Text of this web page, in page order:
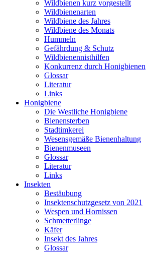
Wildbienen kurz vorgestellt
Wildbienenarten
Wildbiene des Jahres
Wildbiene des Monats
Hummeln
Gefährdung & Schutz
Wildbienennisthilfen
Konkurrenz durch Honigbienen
Glossar
Literatur
Links
Honigbiene
Die Westliche Honigbiene
Bienensterben
Stadtimkerei
Wesensgemäße Bienenhaltung
Bienenmuseen
Glossar
Literatur
Links
Insekten
Bestäubung
Insektenschutzgesetz von 2021
Wespen und Hornissen
Schmetterlinge
Käfer
Insekt des Jahres
Glossar